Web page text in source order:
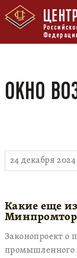
ОКНО
24 декабря 2024
Какие еще
Законопроект о